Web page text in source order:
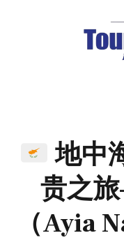
地中
贵之
（Ayia